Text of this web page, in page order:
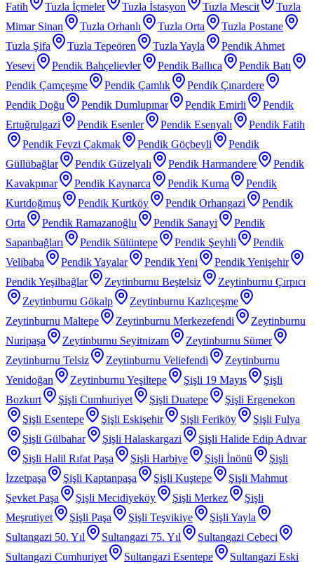
Fatih
Tuzla İçmeler Tuzla İstasyon Tuzla Mescit
Tuzla
Mimar Sinan
Tuzla Orhanlı Tuzla Orta
Tuzla Postane
Tuzla Şifa
Tuzla Tepeören Tuzla Yayla
Pendik Ahmet
Yesevi
Pendik Bahçelievler Pendik Ballıca
Pendik Batı
Pendik Çamçeşme
Pendik Çamlık
Pendik Çınardere
Pendik Doğu
Pendik Dumlupınar Pendik Emirli
Pendik
Ertuğrulgazi
Pendik Esenler Pendik Esenyalı
Pendik Fatih
Pendik Fevzi Çakmak
Pendik Göçbeyli
Pendik
Güllübağlar
Pendik Güzelyalı Pendik Harmandere
Pendik
Kavakpınar
Pendik Kaynarca Pendik Kurna
Pendik
Kurtdoğmuş
Pendik Kurtköy Pendik Orhangazi
Pendik
Orta
Pendik Ramazanoğlu Pendik Sanayi
Pendik
Sapanbağları
Pendik Sülüntepe Pendik Şeyhli
Pendik
Velibaba
Pendik Yayalar Pendik Yeni
Pendik Yenişehir
Pendik Yeşilbağlar
Zeytinburnu Beştelsiz
Zeytinburnu Çırpıcı
Zeytinburnu Gökalp
Zeytinburnu Kazlıçeşme
Zeytinburnu Maltepe
Zeytinburnu Merkezefendi
Zeytinburnu
Nuripaşa
Zeytinburnu Seyitnizam
Zeytinburnu Sümer
Zeytinburnu Telsiz
Zeytinburnu Veliefendi
Zeytinburnu
Yenidoğan
Zeytinburnu Yeşiltepe Şişli 19 Mayıs
Şişli
Bozkurt
Şişli Cumhuriyet Şişli Duatepe
Şişli Ergenekon
Şişli Esentepe
Şişli Eskişehir Şişli Feriköy
Şişli Fulya
Şişli Gülbahar
Şişli Halaskargazi
Şişli Halide Edip Adıvar
Şişli Halil Rıfat Paşa
Şişli Harbiye Şişli İnönü
Şişli
İzzetpaşa
Şişli Kaptanpaşa Şişli Kuştepe
Şişli Mahmut
Şevket Paşa
Şişli Mecidiyeköy Şişli Merkez
Şişli
Meşrutiyet
Şişli Paşa Şişli Teşvikiye
Şişli Yayla
Sultangazi 50. Yıl
Sultangazi 75. Yıl
Sultangazi Cebeci
Sultangazi Cumhuriyet
Sultangazi Esentepe
Sultangazi Eski